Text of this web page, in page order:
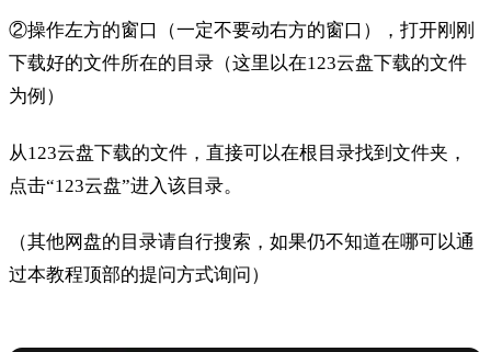
②操作左方的窗口（一定不要动右方的窗口），打开刚刚
下载好的文件所在的目录（这里以在123云盘下载的文件
为例）
从123云盘下载的文件，直接可以在根目录找到文件夹，
点击“123云盘”进入该目录。
（其他网盘的目录请自行搜索，如果仍不知道在哪可以通
过本教程顶部的提问方式询问）